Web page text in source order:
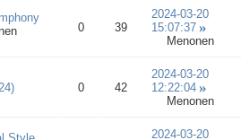
0 39
2024-03-20
15:07:37
Menonen
0 42
2024-03-20
12:22:04
Menonen
2024-03-20